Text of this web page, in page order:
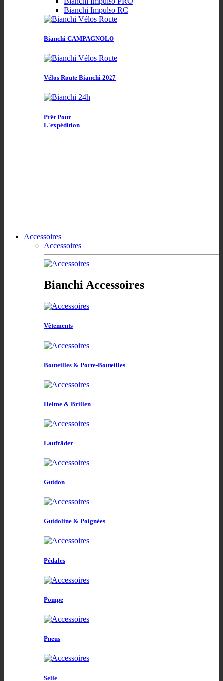
Bianchi Impulso RC
Bianchi CAMPAGNOLO
Vélos Route Bianchi 2027
Prêt Pour
L'expédition
Accessoires
Accessoires
Bianchi Accessoires
Vêtements
Bouteilles & Porte-Bouteilles
Helme & Brillen
Laufräder
Guidon
Guidoline & Poignées
Pédales
Pompe
Pneus
Selle